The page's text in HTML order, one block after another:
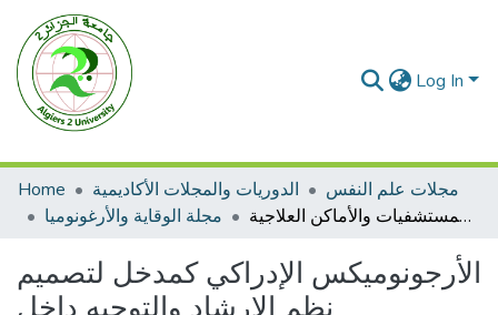
Log In
Home الدوريات والمجلات الأكاديمية
مجلات علم النفس
مجلة الوقاية والأرغونوميا
الأرجونوميكس الإدراكي كمدخل لتصميم نظم الإرشاد والتوجيه داخل المستشفيات والأماكن العلاجية
الأرجونوميكس الإدراكي كمدخل لتصميم